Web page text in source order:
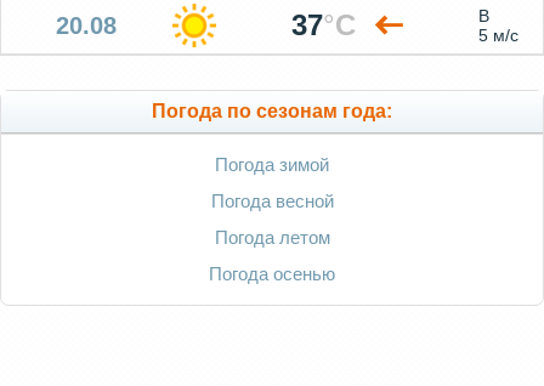
20.08 37°C
В
5 м/с
Погода по сезонам года:
Погода зимой
Погода весной
Погода летом
Погода осенью